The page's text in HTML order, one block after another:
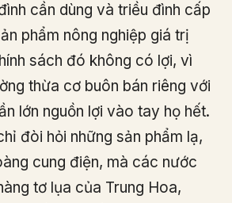
cần dùng và triều đình cấp
phẩm nông nghiệp giá trị
sách đó không có lợi, vì
thừa cơ buôn bán riêng với
lớn nguồn lợi vào tay họ hết.
đòi hỏi những sản phẩm lạ,
cung điện, mà các nước
tơ lụa của Trung Hoa,